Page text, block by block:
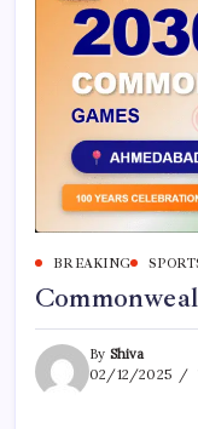
BREAKING
By Shiva
02/12/2025